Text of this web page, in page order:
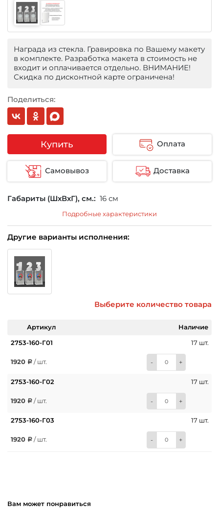
Награда из стекла. Гравировка по Вашему макету
в комплекте. Разработка макета в стоимость не
входит и оплачивается отдельно. ВНИМАНИЕ!
Скидка по дисконтной карте ограничена!
Поделиться:
Купить Оплата
Самовывоз Доставка
Габариты (ШхВхГ), см.: 16 см
Подробные характеристики
Другие варианты исполнения:
Выберите количество товара
Артикул
Наличие
2753-160-Г01
17 шт.
1920 / шт. - +
2753-160-Г02 17 шт.
1920 / шт. - +
2753-160-Г03 17 шт.
1920 / шт. - +
Вам может понравиться